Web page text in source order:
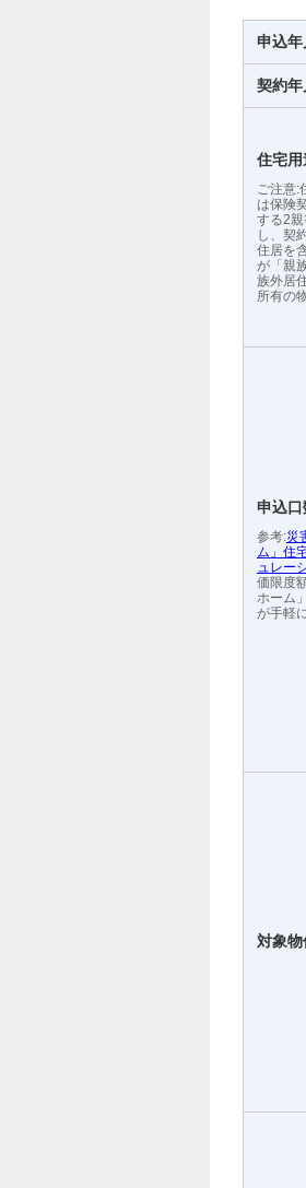
申込年
契約年
住宅用
ご注意:
は保険
する2
し、契
住居を
が「親
族外居
所有の
申込口
参考:災
ム」住
ュレー
価限度
ホーム
が手軽
対象